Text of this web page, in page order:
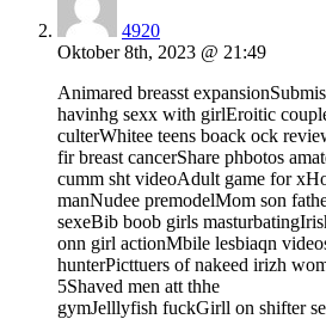
4920
Oktober 8th, 2023 @ 21:49
Animared breasst
havinhg sexx with girlEroitic
culterWhitee teens boack ock
fir breast cancerShare phbotos
cumm sht videoAdult game for
manNudee premodelMom son
sexeBib boob girls
onn girl actionMbile lesbiaqn
hunterPicttuers of nakeed irizh
5Shaved men att thhe
gymJelllyfish fuckGirll on shifter